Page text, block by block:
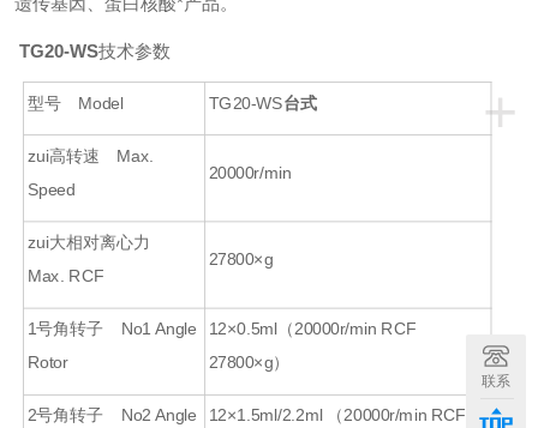
TG20-WS技术参数
+
型号 Model TG20-WS台式
zui高转速 Max.
Speed
20000r/min
zui大相对离心力
Max. RCF
27800×g
1号角转子 No1 Angle
Rotor
12×0.5ml（20000r/min RCF
27800×g）
2号角转子 No2 Angle
12×1.5ml/2.2ml （20000r/min RCF
联系